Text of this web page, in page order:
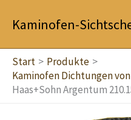
InhaltKaminofen-
Start
Produkte
Kaminofen Dichtungen
Haas+Sohn Argentum